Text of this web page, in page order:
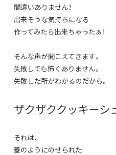
間違いありません！
出来そうな気持ちになる
作ってみたら出来ちゃったぁ！
そんな声が聞こえてきます。
失敗しても怖くありません。
失敗した所がわかるのだから。
ザクザククッキーシ
それは、
蓋のようにのせられた